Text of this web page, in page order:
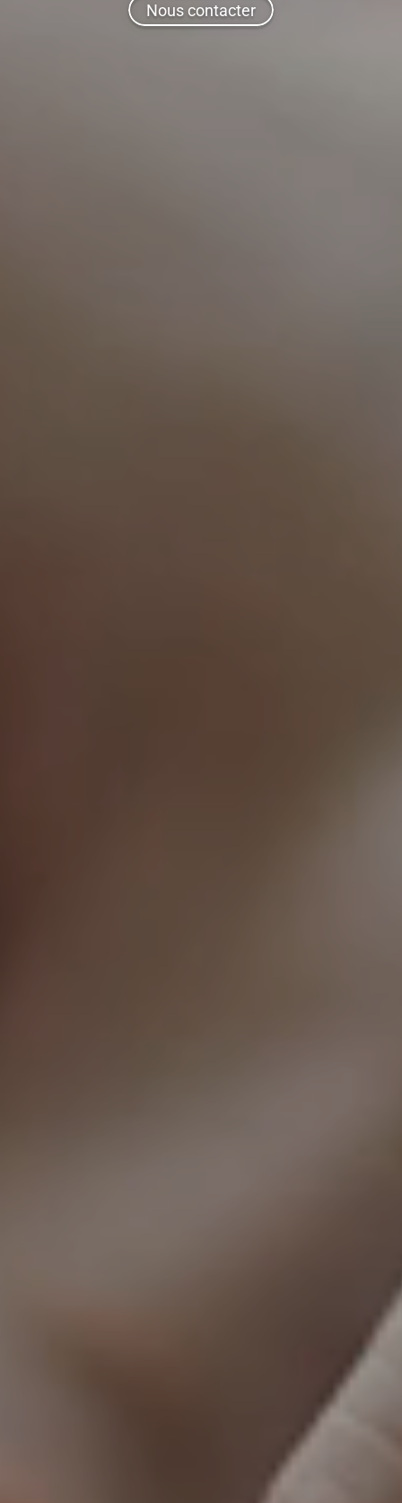
Nous contacter